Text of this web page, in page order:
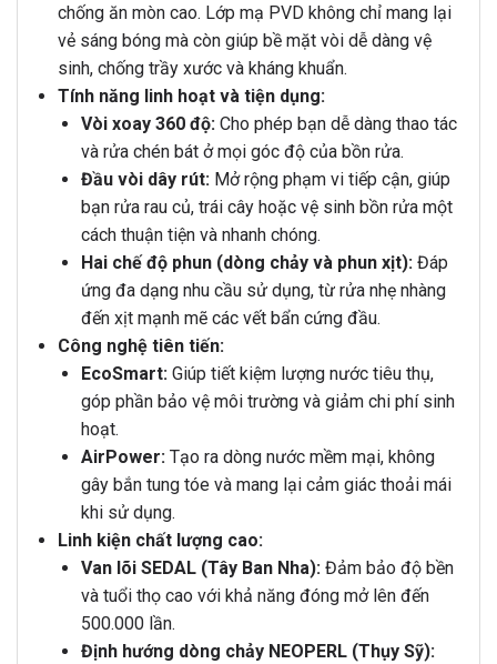
chống ăn mòn cao. Lớp mạ PVD không chỉ mang lại
vẻ sáng bóng mà còn giúp bề mặt vòi dễ dàng vệ
sinh, chống trầy xước và kháng khuẩn.
Tính năng linh hoạt và tiện dụng:
Vòi xoay 360 độ:Cho phép bạn dễ dàng thao tác
và rửa chén bát ở mọi góc độ của bồn rửa.
Đầu vòi dây rút:Mở rộng phạm vi tiếp cận, giúp
bạn rửa rau củ, trái cây hoặc vệ sinh bồn rửa một
cách thuận tiện và nhanh chóng.
Hai chế độ phun (dòng chảy và phun xịt):Đáp
ứng đa dạng nhu cầu sử dụng, từ rửa nhẹ nhàng
đến xịt mạnh mẽ các vết bẩn cứng đầu.
Công nghệ tiên tiến:
EcoSmart:Giúp tiết kiệm lượng nước tiêu thụ,
góp phần bảo vệ môi trường và giảm chi phí sinh
hoạt.
AirPower:Tạo ra dòng nước mềm mại, không
gây bắn tung tóe và mang lại cảm giác thoải mái
khi sử dụng.
Linh kiện chất lượng cao:
Van lõi SEDAL (Tây Ban Nha):Đảm bảo độ bền
và tuổi thọ cao với khả năng đóng mở lên đến
500.000 lần.
Định hướng dòng chảy NEOPERL (Thụy Sỹ):